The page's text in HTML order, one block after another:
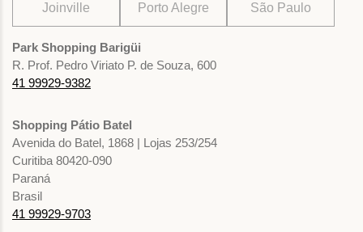
Joinville Porto Alegre São Paulo
Park Shopping Barigüi
R. Prof. Pedro Viriato P. de Souza, 600
41 99929-9382
Shopping Pátio Batel
Avenida do Batel, 1868 | Lojas 253/254
Curitiba 80420-090
Paraná
Brasil
41 99929-9703